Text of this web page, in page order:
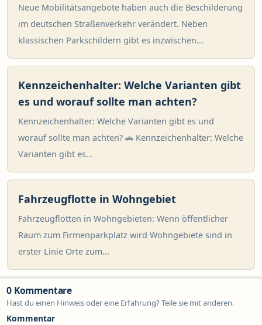
Neue Mobilitätsangebote haben auch die Beschilderung
im deutschen Straßenverkehr verändert. Neben
klassischen Parkschildern gibt es inzwischen...
Kennzeichenhalter: Welche Varianten gibt
es und worauf sollte man achten?
Kennzeichenhalter: Welche Varianten gibt es und
worauf sollte man achten? 🚗 Kennzeichenhalter: Welche
Varianten gibt es...
Fahrzeugflotte in Wohngebiet
Fahrzeugflotten in Wohngebieten: Wenn öffentlicher
Raum zum Firmenparkplatz wird Wohngebiete sind in
erster Linie Orte zum...
0 Kommentare
Hast du einen Hinweis oder eine Erfahrung? Teile sie mit anderen.
Kommentar